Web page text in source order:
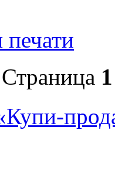
печати
1